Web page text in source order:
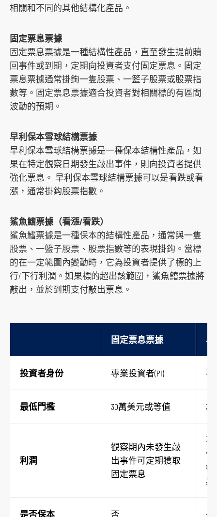
相關和不同的其他結構化產品。
固定票息票據
固定票息票據是一種結構性產品，直至發生提前贖
回事件或到期，定期向投資者支付固定票息。固定
票息票據通常掛鉤一隻股票、一籃子股票或股票指
數等。固定票息票據適合投資者對相關標的有區間
波動的預期。
早利保本雪球結構票據
早利保本雪球結構票據是一種保本結構性產品，如
果在特定觀察日期發生敲出事件，則向投資者提供
強化票息。 早利保本雪球結構票據可以是看跌或看
漲，通常掛鈎股票指數。
鯊魚鰭票據（看漲/看跌）
鯊魚鰭票據是一種保本的結構性產品，通常與一隻
股票、一籃子股票、股票指數等的表現掛鈎。當標
的在一定範圍內變動時，它為投資者提供了標的上
行/下行利潤。如果標的超出該範圍，鯊魚鰭票據將
敲出，並於到期支付敲出票息。
固定票息票據 早
投資者身份 專業投資者(PI) 專
最低門檻 30萬美元或等值
利潤
觀察期內未發生敲
出事件可定期獲取
固定票息
不
件
觀
票
是否保本 否 是